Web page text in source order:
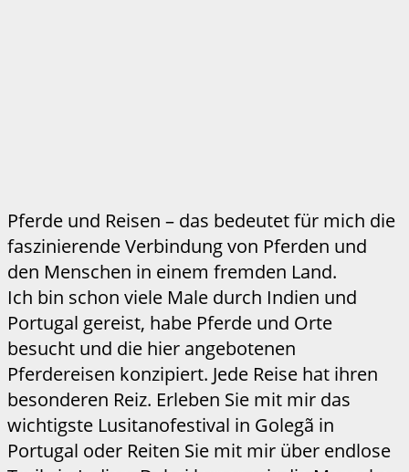
Pferde und Reisen – das bedeutet für mich die
faszinierende Verbindung von Pferden und
den Menschen in einem fremden Land.
Ich bin schon viele Male durch Indien und
Portugal gereist, habe Pferde und Orte
besucht und die hier angebotenen
Pferdereisen konzipiert. Jede Reise hat ihren
besonderen Reiz. Erleben Sie mit mir das
wichtigste Lusitanofestival in Golegã in
Portugal oder Reiten Sie mit mir über endlose